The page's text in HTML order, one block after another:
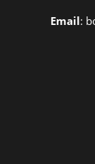
Email: